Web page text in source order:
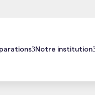
Notre institution